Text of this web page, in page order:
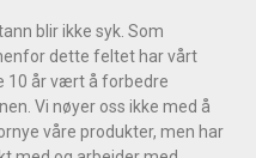
blir ikke syk. Som
dette feltet har vårt
10 år vært å forbedre
Vi nøyer oss ikke med å
våre produkter, men har